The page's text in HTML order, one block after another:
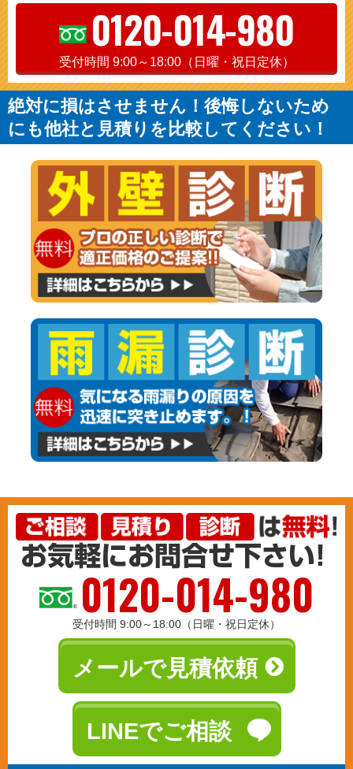
0120-014-980
受付時間 9:00～18:00（日曜・祝日定休）
絶対に損はさせません！後悔しないため
にも他社と見積りを比較してください！
0120-014-980
受付時間 9:00～18:00（日曜・祝日定休）
メールで見積依頼
LINEでご相談